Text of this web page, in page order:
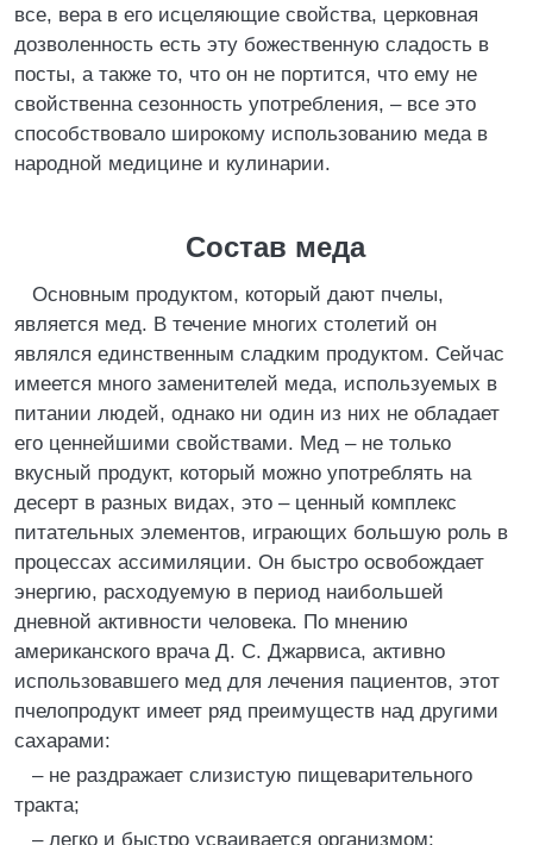
все, вера в его исцеляющие свойства, церковная
дозволенность есть эту божественную сладость в
посты, а также то, что он не портится, что ему не
свойственна сезонность употребления, – все это
способствовало широкому использованию меда в
народной медицине и кулинарии.
Состав меда
Основным продуктом, который дают пчелы,
является мед. В течение многих столетий он
являлся единственным сладким продуктом. Сейчас
имеется много заменителей меда, используемых в
питании людей, однако ни один из них не обладает
его ценнейшими свойствами. Мед – не только
вкусный продукт, который можно употреблять на
десерт в разных видах, это – ценный комплекс
питательных элементов, играющих большую роль в
процессах ассимиляции. Он быстро освобождает
энергию, расходуемую в период наибольшей
дневной активности человека. По мнению
американского врача Д. С. Джарвиса, активно
использовавшего мед для лечения пациентов, этот
пчелопродукт имеет ряд преимуществ над другими
сахарами:
– не раздражает слизистую пищеварительного
тракта;
– легко и быстро усваивается организмом;